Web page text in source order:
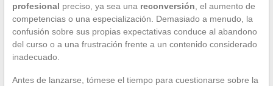
profesional preciso, ya sea una reconversión , el aumento de
competencias o una especialización. Demasiado a menudo, la
confusión sobre sus propias expectativas conduce al abandono
del curso o a una frustración frente a un contenido considerado
inadecuado.
Antes de lanzarse, tómese el tiempo para cuestionarse sobre la